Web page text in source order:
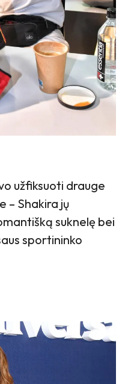
užfiksuoti drauge
– Shakira jų
suknelę bei
sportininko